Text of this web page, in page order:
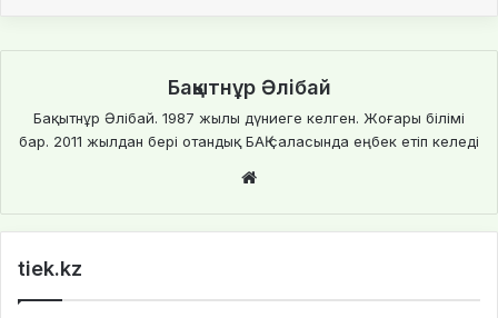
Бақытнұр Әлібай
Бақытнұр Әлібай. 1987 жылы дүниеге келген. Жоғары білімі
бар. 2011 жылдан бері отандық БАҚ саласында еңбек етіп келеді
te
tiek.kz